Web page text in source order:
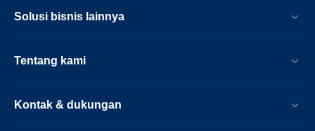
Solusi bisnis lainnya
Tentang kami
Kontak & dukungan